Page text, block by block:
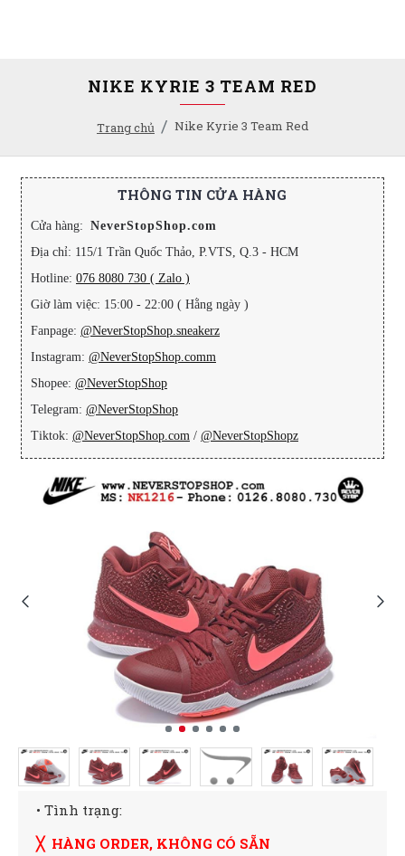
Trang chủ Nike Kyrie 3 Team Red
NIKE KYRIE 3 TEAM RED
THÔNG TIN CỬA HÀNG
Cửa hàng: NeverStopShop.com
Địa chỉ: 115/1 Trần Quốc Thảo, P.VTS, Q.3 - HCM
Hotline: 076 8080 730 ( Zalo )
Giờ làm việc: 15:00 - 22:00 ( Hằng ngày )
Fanpage: @NeverStopShop.sneakerz
Instagram: @NeverStopShop.comm
Shopee: @NeverStopShop
Telegram: @NeverStopShop
Tiktok: @NeverStopShop.com / @NeverStopShopz
• Tình trạng:
╳ HÀNG ORDER, KHÔNG CÓ SẴN